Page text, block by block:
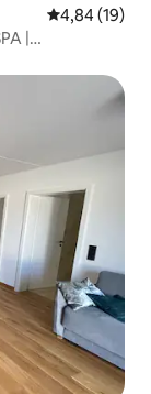
Prosječna
4,84 (19)
|
gosti”